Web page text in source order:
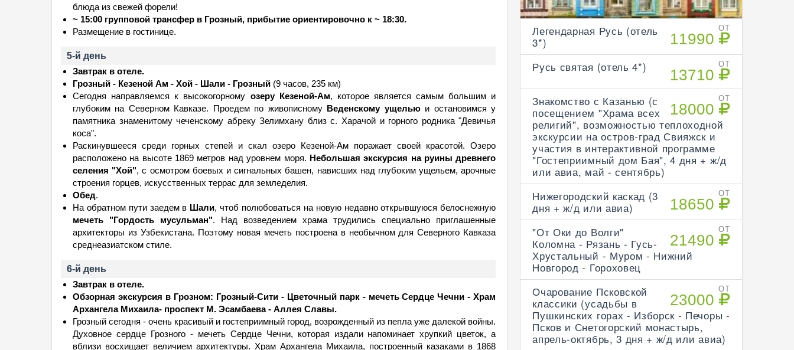
блюда из свежей форели!
~ 15:00 групповой трансфер в Грозный, прибытие ориентировочно к ~ 18:30.
Размещение в гостинице.
5-й день
Завтрак в отеле.
Грозный - Кезеной Ам - Хой - Шали - Грозный (9 часов, 235 км)
Сегодня направляемся к высокогорному озеру Кезеной-Ам, которое является самым большим и
глубоким на Северном Кавказе. Проедем по живописному Веденскому ущельюи остановимся у
памятника знаменитому чеченскому абреку Зелимхану близ с. Харачой и горного родника "Девичья
коса".
Раскинувшееся среди горных степей и скал озеро Кезеной-Ам поражает своей красотой. Озеро
расположено на высоте 1869 метров над уровнем моря. Небольшая экскурсия на руины древнего
селения "Хой", с осмотром боевых и сигнальных башен, нависших над глубоким ущельем, арочные
строения горцев, искусственных террас для земледелия.
Обед.
На обратном пути заедем в Шали, чтоб полюбоваться на новую недавно открывшуюся белоснежную
мечеть "Гордость мусульман". Над возведением храма трудились специально приглашенные
архитекторы из Узбекистана. Поэтому новая мечеть построена в необычном для Северного Кавказа
среднеазиатском стиле.
6-й день
Завтрак в отеле.
Обзорная экскурсия в Грозном: Грозный-Сити - Цветочный парк - мечеть Сердце Чечни - Храм
Архангела Михаила- проспект М. Эсамбаева - Аллея Славы.
Грозный сегодня - очень красивый и гостеприимный город, возрожденный из пепла уже далекой войны.
Духовное сердце Грозного - мечеть Сердце Чечни, которая издали напоминает хрупкий цветок, а
вблизи восхищает величием архитектуры. Храм Архангела Михаила, построенный казаками в 1868
ОТ
11990
Легендарная Русь (отель
3*)
ОТ
13710
Русь святая (отель 4*)
ОТ
18000
Знакомство с Казанью (с
посещением "Храма всех
религий", возможностью теплоходной
экскурсии на остров-град Свияжск и
участия в интерактивной программе
"Гостеприимный дом Бая", 4 дня + ж/д
или авиа, май - сентябрь)
ОТ
18650
Нижегородский каскад (3
дня + ж/д или авиа)
ОТ
21490
"От Оки до Волги"
Коломна - Рязань - Гусь-
Хрустальный - Муром - Нижний
Новгород - Гороховец
ОТ
23000
Очарование Псковской
классики (усадьбы в
Пушкинских горах - Изборск - Печоры -
Псков и Снетогорский монастырь,
апрель-октябрь, 3 дня + ж/д или авиа)